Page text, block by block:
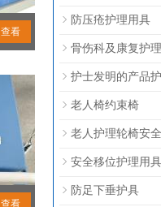
查看
查看
防压疮护理用具
骨伤科及康复护
护士发明的产品
老人椅约束椅
老人护理轮椅安
安全移位护理用具
防足下垂护具